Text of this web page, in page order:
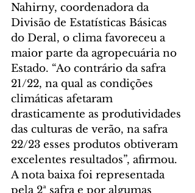
Nahirny, coordenadora da
Divisão de Estatísticas Básicas
do Deral, o clima favoreceu a
maior parte da agropecuária no
Estado. “Ao contrário da safra
21/22, na qual as condições
climáticas afetaram
drasticamente as produtividades
das culturas de verão, na safra
22/23 esses produtos obtiveram
excelentes resultados”, afirmou.
A nota baixa foi representada